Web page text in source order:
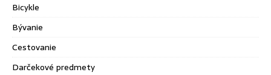
Bicykle
Bývanie
Cestovanie
Darčekové predmety